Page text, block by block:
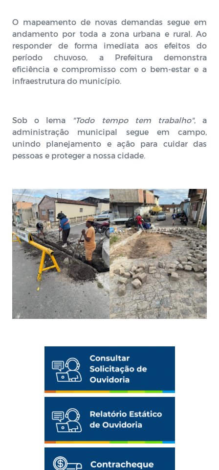
O mapeamento de novas demandas segue em
andamento por toda a zona urbana e rural. Ao
responder de forma imediata aos efeitos do
período chuvoso, a Prefeitura demonstra
eficiência e compromisso com o bem-estar e a
infraestrutura do município.
Sob o lema "Todo tempo tem trabalho", a
administração municipal segue em campo,
unindo planejamento e ação para cuidar das
pessoas e proteger a nossa cidade.